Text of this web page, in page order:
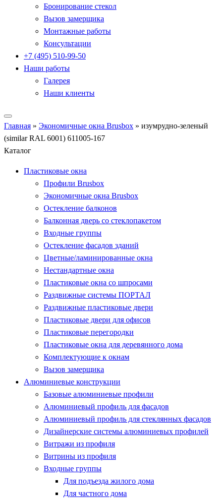
Бронирование стекол
Вызов замерщика
Монтажные работы
Консультации
+7 (495) 510-99-50
Наши работы
Галерея
Наши клиенты
Главная » Экономичные окна Brusbox » изумрудно-зеленый
(similar RAL 6001) 611005-167
Каталог
Пластиковые окна
Профили Brusbox
Экономичные окна Brusbox
Остекление балконов
Балконная дверь со стеклопакетом
Входные группы
Остекление фасадов зданий
Цветные/ламинированные окна
Нестандартные окна
Пластиковые окна со шпросами
Раздвижные системы ПОРТАЛ
Раздвижные пластиковые двери
Пластиковые двери для офисов
Пластиковые перегородки
Пластиковые окна для деревянного дома
Комплектующие к окнам
Вызов замерщика
Алюминиевые конструкции
Базовые алюминиевые профили
Алюминиевый профиль для фасадов
Алюминиевый профиль для стеклянных фасадов
Дизайнерские системы алюминиевых профилей
Витражи из профиля
Витрины из профиля
Входные группы
Для подъезда жилого дома
Для частного дома